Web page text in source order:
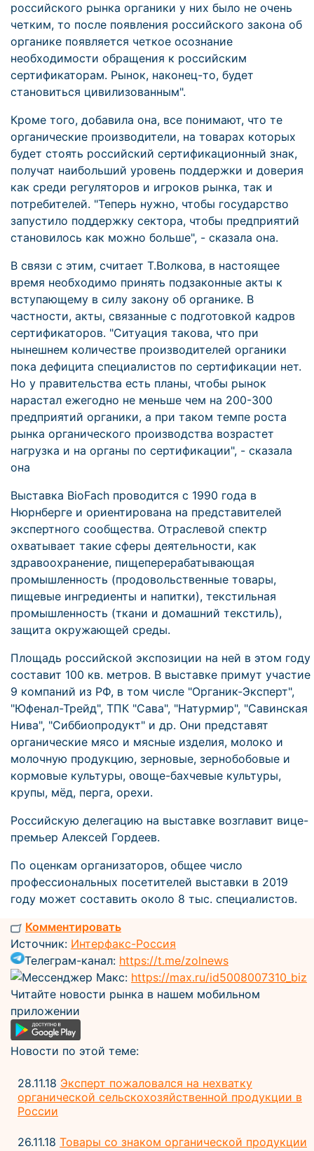
российского рынка органики у них было не очень
четким, то после появления российского закона об
органике появляется четкое осознание
необходимости обращения к российским
сертификаторам. Рынок, наконец-то, будет
становиться цивилизованным".
Кроме того, добавила она, все понимают, что те
органические производители, на товарах которых
будет стоять российский сертификационный знак,
получат наибольший уровень поддержки и доверия
как среди регуляторов и игроков рынка, так и
потребителей. "Теперь нужно, чтобы государство
запустило поддержку сектора, чтобы предприятий
становилось как можно больше", - сказала она.
В связи с этим, считает Т.Волкова, в настоящее
время необходимо принять подзаконные акты к
вступающему в силу закону об органике. В
частности, акты, связанные с подготовкой кадров
сертификаторов. "Ситуация такова, что при
нынешнем количестве производителей органики
пока дефицита специалистов по сертификации нет.
Но у правительства есть планы, чтобы рынок
нарастал ежегодно не меньше чем на 200-300
предприятий органики, а при таком темпе роста
рынка органического производства возрастет
нагрузка и на органы по сертификации", - сказала
она
Выставка BioFach проводится с 1990 года в
Нюрнберге и ориентирована на представителей
экспертного сообщества. Отраслевой спектр
охватывает такие сферы деятельности, как
здравоохранение, пищеперерабатывающая
промышленность (продовольственные товары,
пищевые ингредиенты и напитки), текстильная
промышленность (ткани и домашний текстиль),
защита окружающей среды.
Площадь российской экспозиции на ней в этом году
составит 100 кв. метров. В выставке примут участие
9 компаний из РФ, в том числе "Органик-Эксперт",
"Юфенал-Трейд", ТПК "Сава", "Натурмир", "Савинская
Нива", "Сиббиопродукт" и др. Они представят
органические мясо и мясные изделия, молоко и
молочную продукцию, зерновые, зернобобовые и
кормовые культуры, овоще-бахчевые культуры,
крупы, мёд, перга, орехи.
Российскую делегацию на выставке возглавит вице-
премьер Алексей Гордеев.
По оценкам организаторов, общее число
профессиональных посетителей выставки в 2019
году может составить около 8 тыс. специалистов.
Комментировать
Источник: Интерфакс-Россия
Телеграм-канал: https://t.me/zolnews
Мессенджер Макс: https://max.ru/id5008007310_biz
Читайте новости рынка в нашем мобильном
приложении
Новости по этой теме:
28.11.18 Эксперт пожаловался на нехватку
органической сельскохозяйственной продукции в
России
26.11.18 Товары со знаком органической продукции